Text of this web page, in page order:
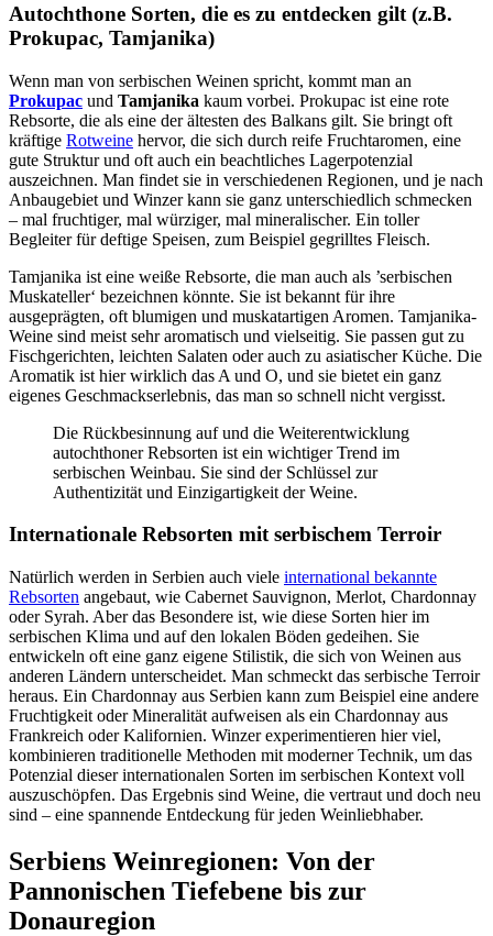
Autochthone Sorten, die es zu entdecken gilt (z.B.
Prokupac, Tamjanika)
Wenn man von serbischen Weinen spricht, kommt man an
Prokupac und Tamjanika kaum vorbei. Prokupac ist eine rote
Rebsorte, die als eine der ältesten des Balkans gilt. Sie bringt oft
kräftige Rotweine hervor, die sich durch reife Fruchtaromen, eine
gute Struktur und oft auch ein beachtliches Lagerpotenzial
auszeichnen. Man findet sie in verschiedenen Regionen, und je nach
Anbaugebiet und Winzer kann sie ganz unterschiedlich schmecken
– mal fruchtiger, mal würziger, mal mineralischer. Ein toller
Begleiter für deftige Speisen, zum Beispiel gegrilltes Fleisch.
Tamjanika ist eine weiße Rebsorte, die man auch als ’serbischen
Muskateller‘ bezeichnen könnte. Sie ist bekannt für ihre
ausgeprägten, oft blumigen und muskatartigen Aromen. Tamjanika-
Weine sind meist sehr aromatisch und vielseitig. Sie passen gut zu
Fischgerichten, leichten Salaten oder auch zu asiatischer Küche. Die
Aromatik ist hier wirklich das A und O, und sie bietet ein ganz
eigenes Geschmackserlebnis, das man so schnell nicht vergisst.
Die Rückbesinnung auf und die Weiterentwicklung
autochthoner Rebsorten ist ein wichtiger Trend im
serbischen Weinbau. Sie sind der Schlüssel zur
Authentizität und Einzigartigkeit der Weine.
Internationale Rebsorten mit serbischem Terroir
Natürlich werden in Serbien auch viele international bekannte
Rebsorten angebaut, wie Cabernet Sauvignon, Merlot, Chardonnay
oder Syrah. Aber das Besondere ist, wie diese Sorten hier im
serbischen Klima und auf den lokalen Böden gedeihen. Sie
entwickeln oft eine ganz eigene Stilistik, die sich von Weinen aus
anderen Ländern unterscheidet. Man schmeckt das serbische Terroir
heraus. Ein Chardonnay aus Serbien kann zum Beispiel eine andere
Fruchtigkeit oder Mineralität aufweisen als ein Chardonnay aus
Frankreich oder Kalifornien. Winzer experimentieren hier viel,
kombinieren traditionelle Methoden mit moderner Technik, um das
Potenzial dieser internationalen Sorten im serbischen Kontext voll
auszuschöpfen. Das Ergebnis sind Weine, die vertraut und doch neu
sind – eine spannende Entdeckung für jeden Weinliebhaber.
Serbiens Weinregionen: Von der
Pannonischen Tiefebene bis zur
Donauregion